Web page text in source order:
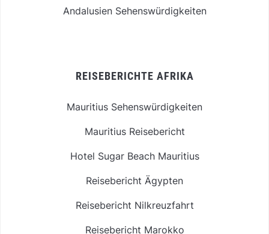
Andalusien Sehenswürdigkeiten
REISEBERICHTE AFRIKA
Mauritius Sehenswürdigkeiten
Mauritius Reisebericht
Hotel Sugar Beach Mauritius
Reisebericht Ägypten
Reisebericht Nilkreuzfahrt
Reisebericht Marokko